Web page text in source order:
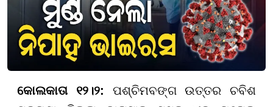
କୋଲକାତା ୧୨।୨: ପଶ୍ଚିମବଙ୍ଗ ଉତ୍ତର ଚବିଶ